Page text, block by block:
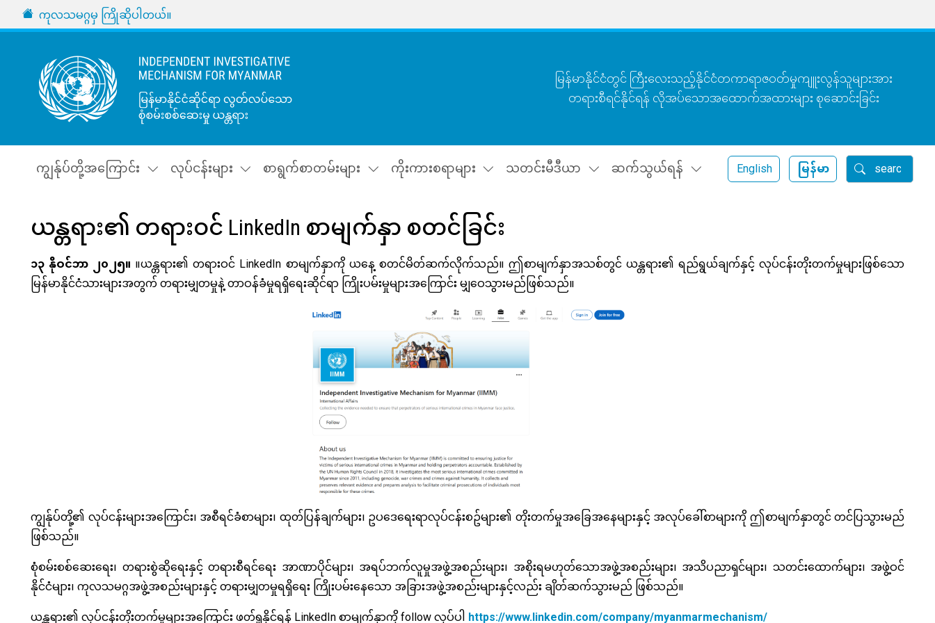
အဓိကအကြောင်းအရာသို့ သွားမည်
URLကုလသမဂ္ဂမှ ကြိုဆိုပါတယ်။
မြန်မာနိုင်ငံတွင် ကြီးလေးသည့်နိုင်ငံတကာရာဇဝတ်မှုကျူးလွန်သူများအား
တရားစီရင်နိုင်ရန် လိုအပ်သောအထောက်အထားများ စုဆောင်းခြင်း
ကျွန်ုပ်တို့အကြောင်း လုပ်ငန်းများ စာရွက်စာတမ်းများ ကိုးကားစရာများ သတင်းမီဒီယာ ဆက်သွယ်ရန် English မြန်မာ ရှာရန်
ယန္တရား၏ တရားဝင် LinkedIn စာမျက်နှာ စတင်ခြင်း
Body
၁၃ နိုဝင်ဘာ ၂၀၂၅။ ။ယန္တရား၏ တရားဝင် LinkedIn စာမျက်နှာကို ယနေ့ စတင်မိတ်ဆက်လိုက်သည်။ ဤစာမျက်နှာအသစ်တွင် ယန္တရား၏ ရည်ရွယ်ချက်နှင့် လုပ်ငန်းတိုးတက်မှုများဖြစ်သော
မြန်မာနိုင်ငံသားများအတွက် တရားမျှတမှုနဲ့ တာဝန်ခံမှုရရှိရေးဆိုင်ရာ ကြိုးပမ်းမှုများအကြောင်း မျှဝေသွားမည်ဖြစ်သည်။
ကျွန်ုပ်တို့၏ လုပ်ငန်းများအကြောင်း၊ အစီရင်ခံစာများ၊ ထုတ်ပြန်ချက်များ၊ ဥပဒေရေးရာလုပ်ငန်းစဥ်များ၏ တိုးတက်မှုအခြေအနေများနှင့် အလုပ်ခေါ်စာများကို ဤစာမျက်နှာတွင် တင်ပြသွားမည်
ဖြစ်သည်။
စုံစမ်းစစ်ဆေးရေး၊ တရားစွဲဆိုရေးနှင့် တရားစီရင်ရေး အာဏာပိုင်များ၊ အရပ်ဘက်လူမှုအဖွဲ့အစည်းများ၊ အစိုးရမဟုတ်သောအဖွဲ့အစည်းများ၊ အသိပညာရှင်များ၊ သတင်းထောက်များ၊ အဖွဲ့ဝင်
နိုင်ငံများ၊ ကုလသမဂ္ဂအဖွဲ့အစည်းများနှင့် တရားမျှတမှုရရှိရေး ကြိုးပမ်းနေသော အခြားအဖွဲ့အစည်းများနှင့်လည်း ချိတ်ဆက်သွားမည် ဖြစ်သည်။
ယန္တရား၏ လုပ်ငန်းတိုးတက်မှုများအကြောင်း ဖတ်ရှုနိုင်ရန် LinkedIn စာမျက်နှာကို follow လုပ်ပါ https://www.linkedin.com/company/myanmarmechanism/